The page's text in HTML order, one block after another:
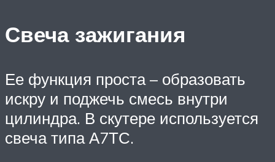
Свеча зажигания
Ее функция проста – образовать
искру и поджечь смесь внутри
цилиндра. В скутере используется
свеча типа А7ТС.